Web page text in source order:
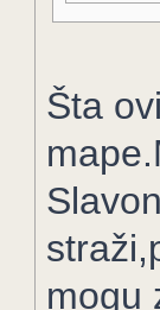
Šta
mogu